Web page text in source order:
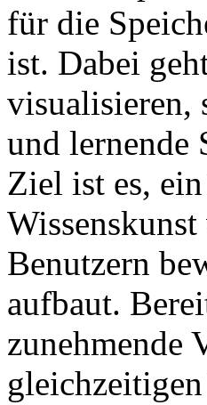
für die
ist. Dabei
visualisieren,
und lernende
Ziel ist es,
Benutzern
aufbaut.
zunehmende